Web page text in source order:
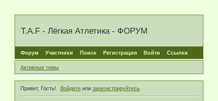
T.A.F - Лёгкая Атлетика - ФОРУМ
Форум Участники Поиск Регистрация Войти Ссылки
Активные темы
Привет, Гость! Войдитеили зарегистрируйтесь.